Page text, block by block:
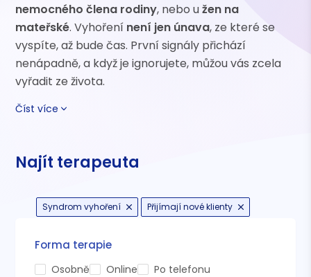
nemocného člena rodiny, nebo užen na
mateřské. Vyhoření není jen únava, ze které se
vyspíte, až bude čas. První signály přichází
nenápadně, a když je ignorujete, můžou vás zcela
vyřadit ze života.
Číst více
Najít terapeuta
Forma terapie
Osobně Online Po telefonu
Syndrom vyhoření Přijímají nové klienty